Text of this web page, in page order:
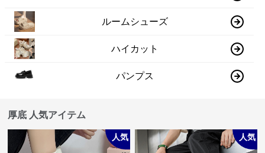
ルームシューズ
ハイカット
パンプス
厚底 人気アイテム
人気 人気